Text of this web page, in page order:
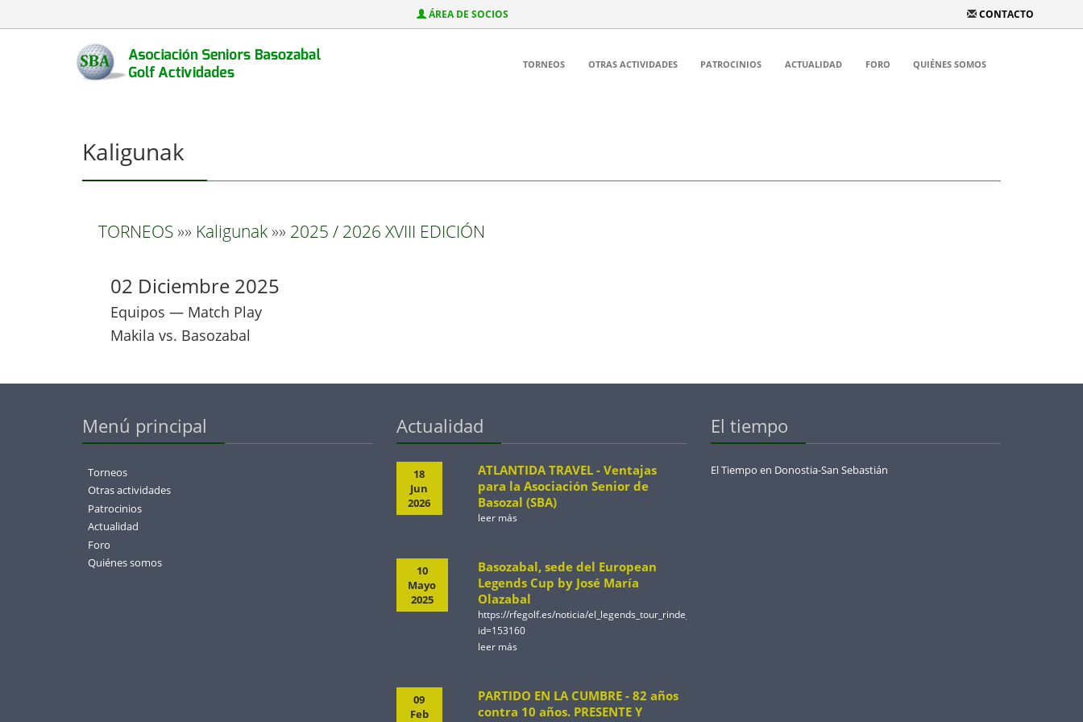
ÁREA DE SOCIOS CONTACTO
TORNEOS OTRAS ACTIVIDADES PATROCINIOS ACTUALIDAD FORO QUIÉNES SOMOS
Kaligunak
TORNEOS»» Kaligunak»» 2025 / 2026 XVIII EDICIÓN
02 Diciembre 2025
Equipos — Match Play
Makila vs. Basozabal
Menú principal
Torneos
Otras actividades
Patrocinios
Actualidad
Foro
Quiénes somos
Actualidad
18
Jun
2026
ATLANTIDA TRAVEL - Ventajas
para la Asociación Senior de
Basozal (SBA)
leer más
10
Mayo
2025
Basozabal, sede del European
Legends Cup by José María
Olazabal
https://rfegolf.es/noticia/
id=153160
leer más
09
Feb
PARTIDO EN LA CUMBRE - 82 años
contra 10 años. PRESENTE Y
El tiempo
El Tiempo en Donostia-San Sebastián